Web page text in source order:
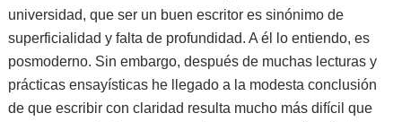
universidad, que ser un buen escritor es sinónimo de
superficialidad y falta de profundidad. A él lo entiendo, es
posmoderno. Sin embargo, después de muchas lecturas y
prácticas ensayísticas he llegado a la modesta conclusión
de que escribir con claridad resulta mucho más difícil que